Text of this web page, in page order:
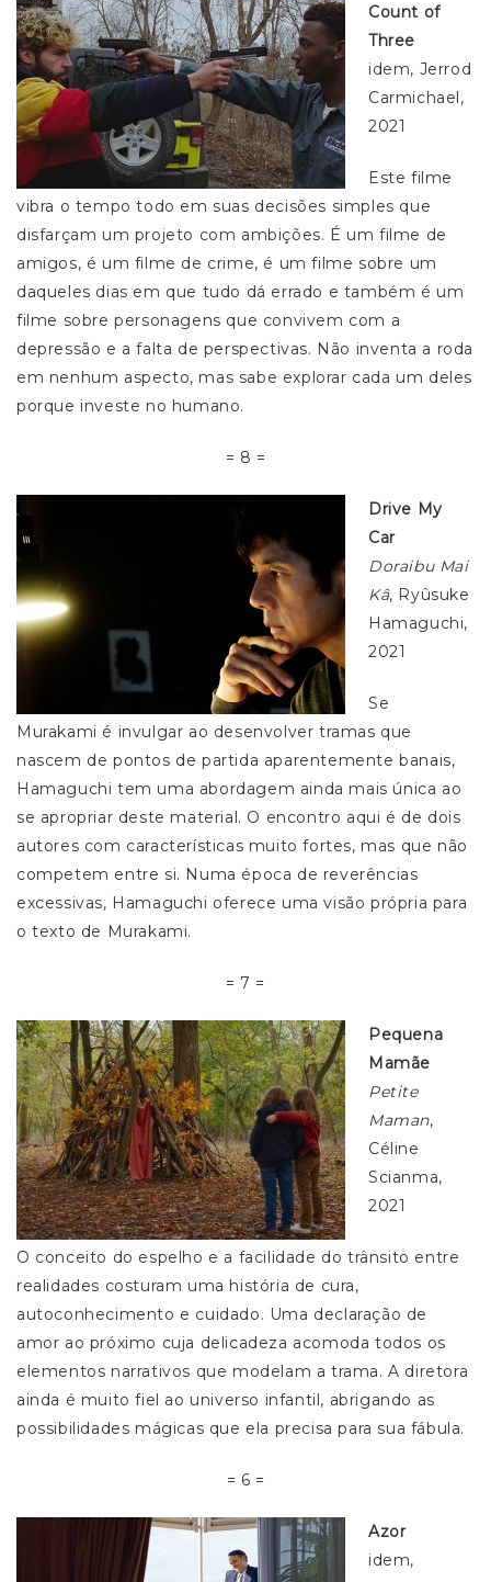
Count of
Three
idem, Jerrod
Carmichael,
2021
Este filme
vibra o tempo todo em suas decisões simples que
disfarçam um projeto com ambições. É um filme de
amigos, é um filme de crime, é um filme sobre um
daqueles dias em que tudo dá errado e também é um
filme sobre personagens que convivem com a
depressão e a falta de perspectivas. Não inventa a roda
em nenhum aspecto, mas sabe explorar cada um deles
porque investe no humano.
= 8 =
Drive My
Car
Doraibu Mai
Kâ, Ryûsuke
Hamaguchi,
2021
Se
Murakami é invulgar ao desenvolver tramas que
nascem de pontos de partida aparentemente banais,
Hamaguchi tem uma abordagem ainda mais única ao
se apropriar deste material. O encontro aqui é de dois
autores com características muito fortes, mas que não
competem entre si. Numa época de reverências
excessivas, Hamaguchi oferece uma visão própria para
o texto de Murakami.
= 7 =
Pequena
Mamãe
Petite
Maman,
Céline
Scianma,
2021
O conceito do espelho e a facilidade do trânsito entre
realidades costuram uma história de cura,
autoconhecimento e cuidado. Uma declaração de
amor ao próximo cuja delicadeza acomoda todos os
elementos narrativos que modelam a trama. A diretora
ainda é muito fiel ao universo infantil, abrigando as
possibilidades mágicas que ela precisa para sua fábula.
= 6 =
Azor
idem,